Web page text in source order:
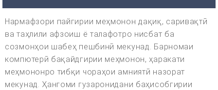
Нармафзори пайгирии меҳмонон дақиқ, саривақтӣ
ва таҳлили афзоиш ё талафотро нисбат ба
созмонҳои шабеҳ пешбинӣ мекунад. Барномаи
компютерӣ бақайдгирии меҳмонон, ҳаракати
меҳмононро тибқи чораҳои амниятӣ назорат
мекунад. Ҳангоми гузаронидани баҳисобгирии